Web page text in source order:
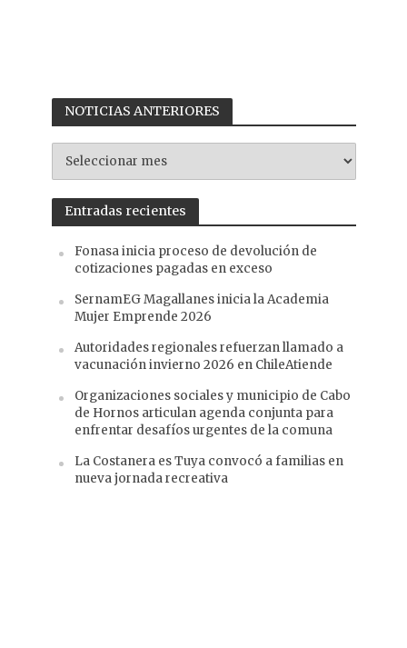
NOTICIAS ANTERIORES
ANTERIORES
Entradas recientes
Fonasa inicia proceso de devolución de
cotizaciones pagadas en exceso
SernamEG Magallanes inicia la Academia
Mujer Emprende 2026
Autoridades regionales refuerzan llamado a
vacunación invierno 2026 en ChileAtiende
Organizaciones sociales y municipio de Cabo
de Hornos articulan agenda conjunta para
enfrentar desafíos urgentes de la comuna
La Costanera es Tuya convocó a familias en
nueva jornada recreativa